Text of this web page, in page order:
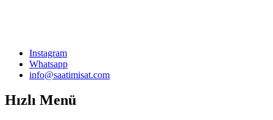
Instagram
Whatsapp
info@saatimisat.com
Hızlı Menü